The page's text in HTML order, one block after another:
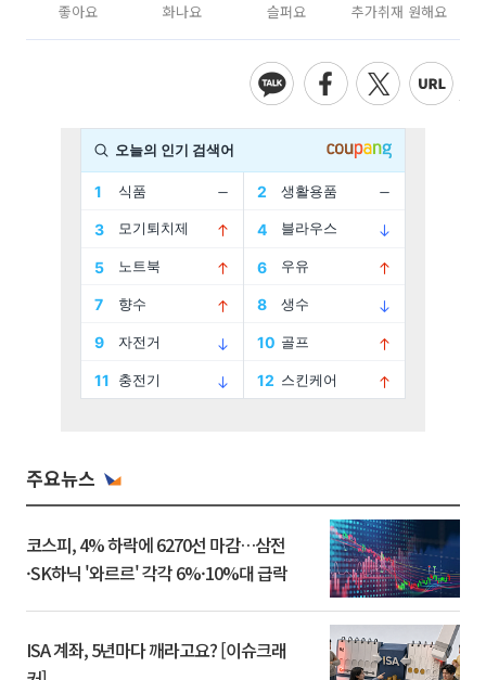
좋아요 화나요 슬퍼요 추가취재 원해요
주요뉴스
코스피, 4% 하락에 6270선 마감…삼전
·SK하닉 '와르르' 각각 6%·10%대 급락
ISA 계좌, 5년마다 깨라고요? [이슈크래